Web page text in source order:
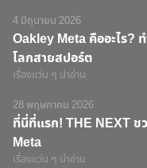
4 มิถุนายน 2026
Oakley Meta คืออะไร?
โลกสายสปอร์ต
เรื่องแว่น ๆ น่าอ่าน
28 พฤษภาคม 2026
ที่นี่ที่แรก! THE NEXT ช
Meta
เรื่องแว่น ๆ น่าอ่าน